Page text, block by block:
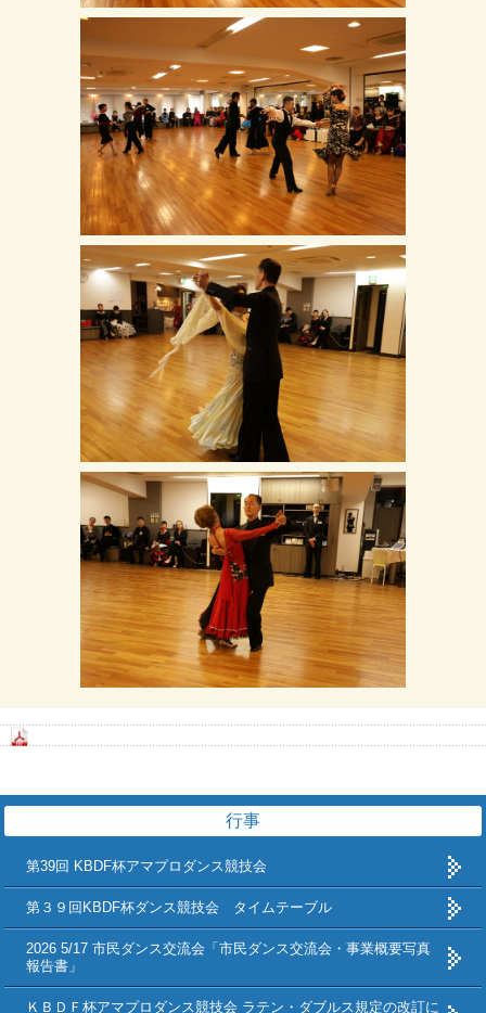
行事
第39回 KBDF杯アマプロダンス競技会
第３９回KBDF杯ダンス競技会 タイムテーブル
2026 5/17 市民ダンス交流会「市民ダンス交流会・事業概要写真
報告書」
ＫＢＤＦ杯アマプロダンス競技会 ラテン・ダブルス規定の改訂に